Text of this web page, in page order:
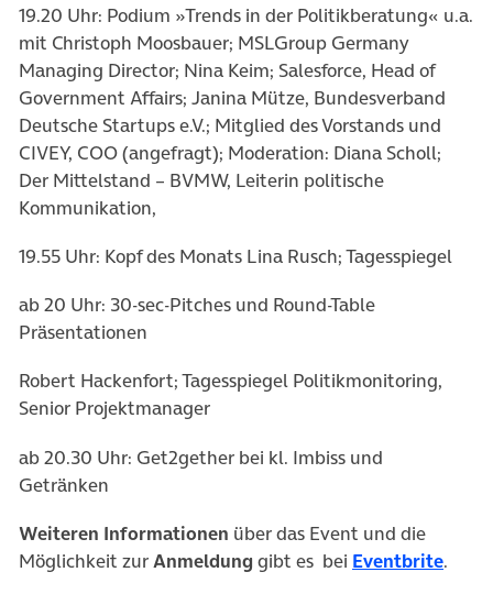
19.20 Uhr: Podium »Trends in der Politikberatung« u.a.
mit Christoph Moosbauer; MSLGroup Germany
Managing Director; Nina Keim; Salesforce, Head of
Government Affairs; Janina Mütze, Bundesverband
Deutsche Startups e.V.; Mitglied des Vorstands und
CIVEY, COO (angefragt); Moderation: Diana Scholl;
Der Mittelstand – BVMW, Leiterin politische
Kommunikation,
19.55 Uhr: Kopf des Monats Lina Rusch; Tagesspiegel
ab 20 Uhr: 30-sec-Pitches und Round-Table
Präsentationen
Robert Hackenfort; Tagesspiegel Politikmonitoring,
Senior Projektmanager
ab 20.30 Uhr: Get2gether bei kl. Imbiss und
Getränken
Weiteren Informationen über das Event und die
Möglichkeit zurAnmeldung gibt es bei Eventbrite.